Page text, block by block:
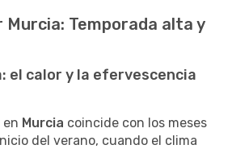
Murcia: Temporada alta y
el calor y la efervescencia
en Murcia coincide con los meses
del verano, cuando el clima